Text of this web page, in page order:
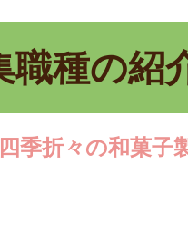
職種の紹
季折々の和菓子